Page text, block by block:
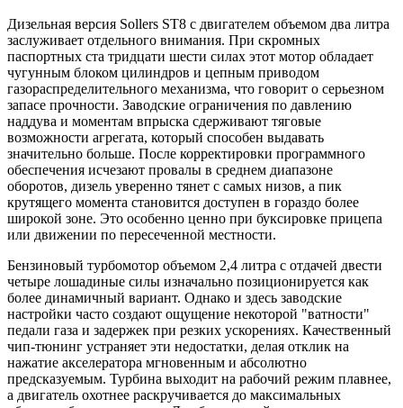
Дизельная версия Sollers ST8 с двигателем объемом два литра
заслуживает отдельного внимания. При скромных
паспортных ста тридцати шести силах этот мотор обладает
чугунным блоком цилиндров и цепным приводом
газораспределительного механизма, что говорит о серьезном
запасе прочности. Заводские ограничения по давлению
наддува и моментам впрыска сдерживают тяговые
возможности агрегата, который способен выдавать
значительно больше. После корректировки программного
обеспечения исчезают провалы в среднем диапазоне
оборотов, дизель уверенно тянет с самых низов, а пик
крутящего момента становится доступен в гораздо более
широкой зоне. Это особенно ценно при буксировке прицепа
или движении по пересеченной местности.
Бензиновый турбомотор объемом 2,4 литра с отдачей двести
четыре лошадиные силы изначально позиционируется как
более динамичный вариант. Однако и здесь заводские
настройки часто создают ощущение некоторой "ватности"
педали газа и задержек при резких ускорениях. Качественный
чип-тюнинг устраняет эти недостатки, делая отклик на
нажатие акселератора мгновенным и абсолютно
предсказуемым. Турбина выходит на рабочий режим плавнее,
а двигатель охотнее раскручивается до максимальных